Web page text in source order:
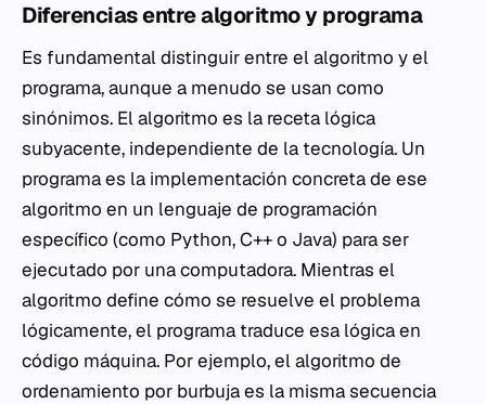
Diferencias entre algoritmo y programa
Es fundamental distinguir entre el algoritmo y el
programa, aunque a menudo se usan como
sinónimos. El algoritmo es la receta lógica
subyacente, independiente de la tecnología. Un
programa es la implementación concreta de ese
algoritmo en un lenguaje de programación
específico (como Python, C++ o Java) para ser
ejecutado por una computadora. Mientras el
algoritmo define cómo se resuelve el problema
lógicamente, el programa traduce esa lógica en
código máquina. Por ejemplo, el algoritmo de
ordenamiento por burbuja es la misma secuencia